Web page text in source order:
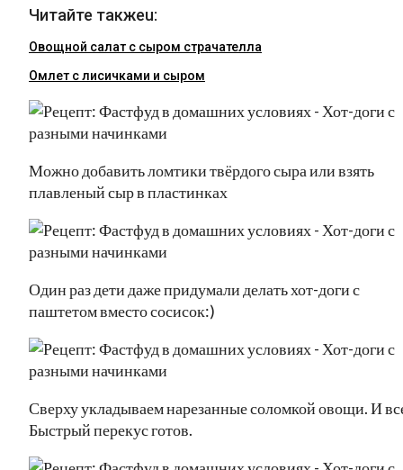
Читайте такжеu:
Овощной салат с сыром страчателла
Омлет с лисичками и сыром
Можно добавить ломтики твёрдого сыра или взять
плавленый сыр в пластинках
Один раз дети даже придумали делать хот-доги с
паштетом вместо сосисок:)
Сверху укладываем нарезанные соломкой овощи. И
Быстрый перекус готов.